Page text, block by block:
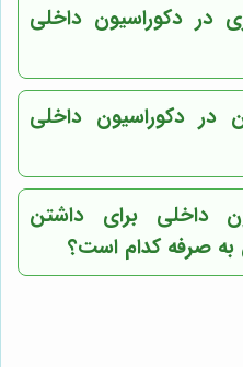
در دکوراسیون داخلی
در دکوراسیون داخلی
داخلی برای داشتن
صرفه کدام است؟